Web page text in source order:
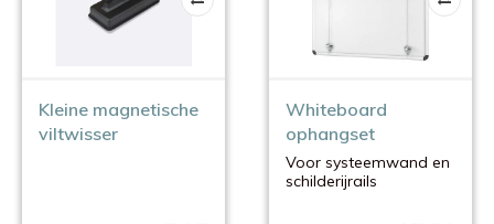
Kleine magnetische
viltwisser
Whiteboard
ophangset
Voor systeemwand en
schilderijrails